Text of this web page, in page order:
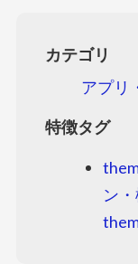
カテゴリ
アプリ
特徴タグ
ン